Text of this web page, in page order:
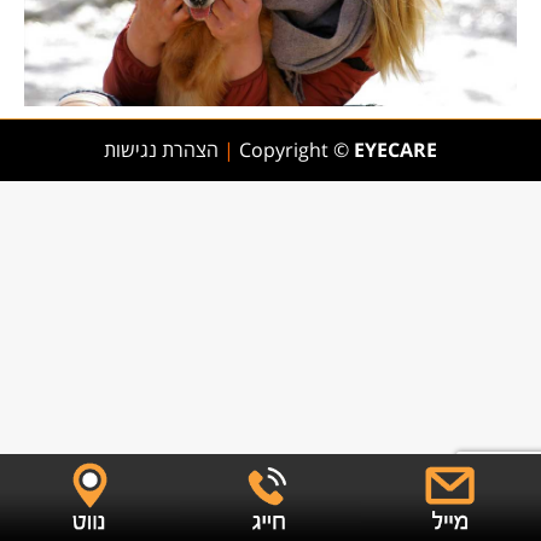
Copyright © EYECARE
| הצהרת נגישות